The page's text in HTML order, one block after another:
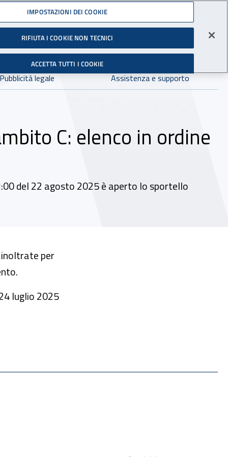
Infortuni sul Lavoro
Facebook - Sito esterno - Apertura in nuova finestra
X - Sito esterno - Apertura in nuova finestra
Instagram - Sito esterno - Apertura in
Linkedin - Sito esterno -
Youtube - Sito esterno -
Tiktok - SitoSpreaker -
Dove cercare:
in:tutto INAIL.it
Pubblicità legale Assistenza e supporto
C: elenco in ordine
del 22 agosto 2025 è aperto lo sportello
inoltrate per
luglio 2025
IMPOSTAZIONI DEI COOKIE
RIFIUTA I COOKIE NON TECNICI
ACCETTA TUTTI I COOKIE